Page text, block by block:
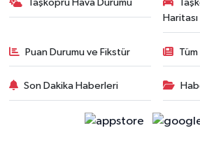
Taşköprü Hava Durumu
Haritası
Puan Durumu ve Fikstür
Son Dakika Haberleri